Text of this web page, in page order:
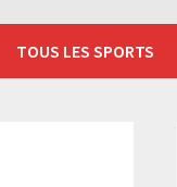
TOUS LES SPORTS